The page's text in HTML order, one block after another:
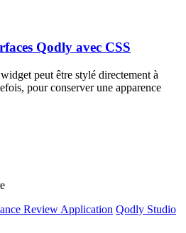
Qodly avec CSS
peut être stylé directement à
pour conserver une apparence
Review Application Qodly Studio